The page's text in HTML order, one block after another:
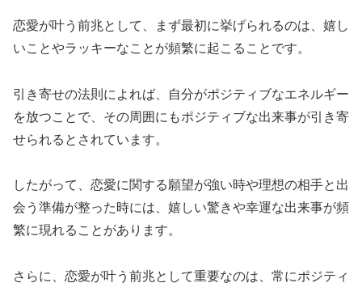
恋愛が叶う前兆として、まず最初に挙げられるのは、嬉し
いことやラッキーなことが頻繁に起こることです。
引き寄せの法則によれば、自分がポジティブなエネルギー
を放つことで、その周囲にもポジティブな出来事が引き寄
せられるとされています。
したがって、恋愛に関する願望が強い時や理想の相手と出
会う準備が整った時には、嬉しい驚きや幸運な出来事が頻
繁に現れることがあります。
さらに、恋愛が叶う前兆として重要なのは、常にポジティ